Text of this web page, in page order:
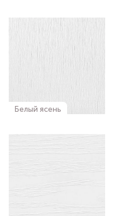
Белый ясень